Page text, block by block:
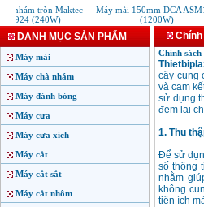
nhám tròn Maktec
(240W)
Máy mài 150mm DCA
(1200W)
DANH MỤC SẢN PHẨM
Máy mài
Máy chà nhám
Máy đánh bóng
Máy cưa
Máy cưa xích
Máy cắt
Máy cắt sắt
Máy cắt nhôm
Chính
cậy cung
và cam
sử dụng
đem lại
1. Thu
Để sử
số thông
nhằm
không
tiện ích